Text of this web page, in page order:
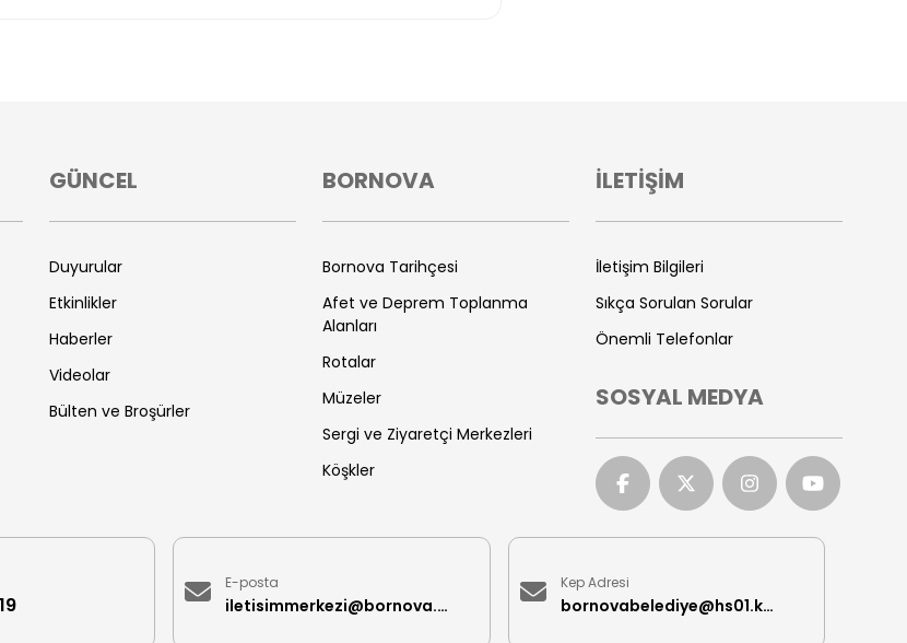
GÜNCEL
Duyurular
Etkinlikler
Haberler
Videolar
Bülten ve Broşürler
BORNOVA
Bornova Tarihçesi
Afet ve Deprem Toplanma
Alanları
Rotalar
Müzeler
Sergi ve Ziyaretçi Merkezleri
Köşkler
İLETİŞİM
İletişim Bilgileri
Sıkça Sorulan Sorular
Önemli Telefonlar
SOSYAL MEDYA
E-posta
iletisimmerkezi@bornova.bel.tr
Kep Adresi
bornovabelediye@hs01.kep.tr